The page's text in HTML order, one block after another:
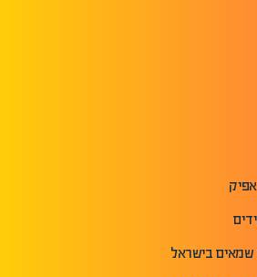
שמאים בישראל